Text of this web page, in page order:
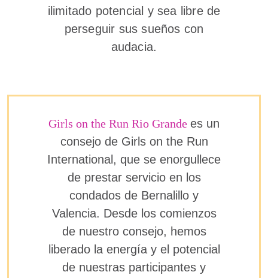
ilimitado potencial y sea libre de
perseguir sus sueños con
audacia.
Girls on the Run Rio Grande es un
consejo de Girls on the Run
International, que se enorgullece
de prestar servicio en los
condados de Bernalillo y
Valencia. Desde los comienzos
de nuestro consejo, hemos
liberado la energía y el potencial
de nuestras participantes y